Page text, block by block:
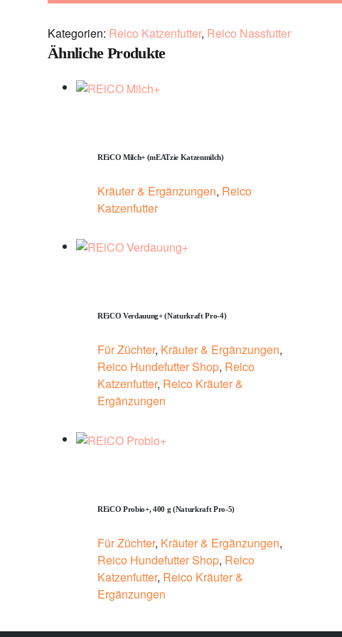
Kategorien: Reico Katzenfutter, Reico Nassfutter
Ähnliche Produkte
REiCO Milch+ (mEATzie Katzenmilch)
Kräuter & Ergänzungen, Reico
Katzenfutter
REiCO Verdauung+ (Naturkraft Pro-4)
Für Züchter, Kräuter & Ergänzungen,
Reico Hundefutter Shop, Reico
Katzenfutter, Reico Kräuter &
Ergänzungen
REiCO Probio+, 400 g (Naturkraft Pro-5)
Für Züchter, Kräuter & Ergänzungen,
Reico Hundefutter Shop, Reico
Katzenfutter, Reico Kräuter &
Ergänzungen